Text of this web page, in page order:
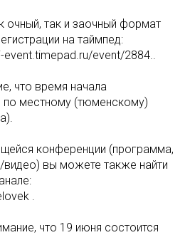
так и заочный формат
на таймпед:
event/2884..
что время начала
по местному (тюменскому)
конференции (программа,
вы можете также найти
.
что 19 июня состоится